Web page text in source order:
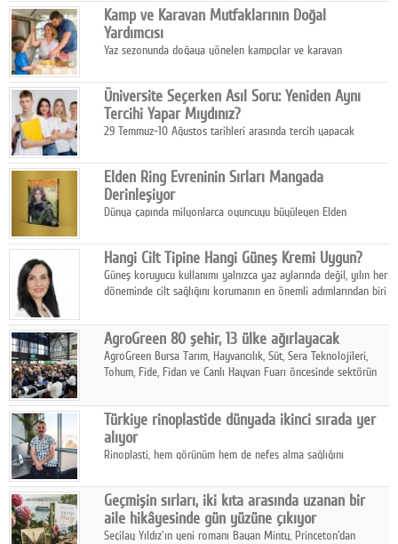
Kamp ve Karavan Mutfaklarının Doğal
Yardımcısı
Yaz sezonunda doğaya yönelen kampçılar ve karavan
temizlik sağlayan, çevreye duyarlı bitkisel içerikli ürünleri tercih
ediyor.
Üniversite Seçerken Asıl Soru: Yeniden Aynı
Tercihi Yapar Mıydınız?
29 Temmuz-10 Ağustos tarihleri arasında tercih yapacak
Elden Ring Evreninin Sırları Mangada
Derinleşiyor
Dünya çapında milyonlarca oyuncuyu büyüleyen Elden
aksiyonu ve karanlık fantastik atmosferi bir araya getirmeyi
sürdürüyor.
Hangi Cilt Tipine Hangi Güneş Kremi Uygun?
Güneş koruyucu kullanımı yalnızca yaz aylarında değil, yılın her
döneminde cilt sağlığını korumanın en önemli adımlarından biri
AgroGreen 80 şehir, 13 ülke ağırlayacak
AgroGreen Bursa Tarım, Hayvancılık, Süt, Sera Teknolojileri,
Tohum, Fide, Fidan ve Canlı Hayvan Fuarı öncesinde sektörün
Türkiye rinoplastide dünyada ikinci sırada yer
alıyor
Rinoplasti, hem görünüm hem de nefes alma sağlığını
biri konumunda.
Geçmişin sırları, iki kıta arasında uzanan bir
aile hikâyesinde gün yüzüne çıkıyor
Seçilay Yıldız'ın yeni romanı Bayan Minty, Princeton'dan